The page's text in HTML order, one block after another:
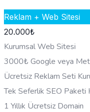
Reklam + Web Sitesi
20.000₺
Kurumsal Web Sitesi
3000₺ Google veya
Ücretsiz Reklam Seti
Tek Seferlik SEO Paketi
1 Yıllık Ücretsiz Domain